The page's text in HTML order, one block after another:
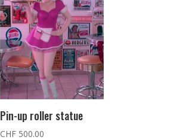
Pin-up roller statue
CHF500.00